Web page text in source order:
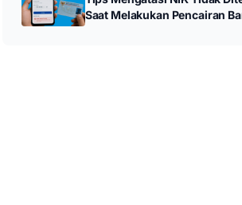
Saat Melakukan Pencairan